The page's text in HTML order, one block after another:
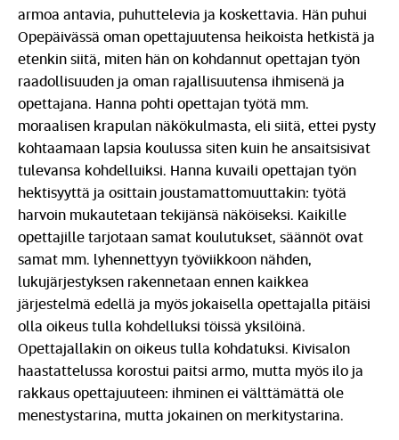
armoa antavia, puhuttelevia ja koskettavia. Hän puhui
Opepäivässä oman opettajuutensa heikoista hetkistä ja
etenkin siitä, miten hän on kohdannut opettajan työn
raadollisuuden ja oman rajallisuutensa ihmisenä ja
opettajana. Hanna pohti opettajan työtä mm.
moraalisen krapulan näkökulmasta, eli siitä, ettei pysty
kohtaamaan lapsia koulussa siten kuin he ansaitsisivat
tulevansa kohdelluiksi. Hanna kuvaili opettajan työn
hektisyyttä ja osittain joustamattomuuttakin: työtä
harvoin mukautetaan tekijänsä näköiseksi. Kaikille
opettajille tarjotaan samat koulutukset, säännöt ovat
samat mm. lyhennettyyn työviikkoon nähden,
lukujärjestyksen rakennetaan ennen kaikkea
järjestelmä edellä ja myös jokaisella opettajalla pitäisi
olla oikeus tulla kohdelluksi töissä yksilöinä.
Opettajallakin on oikeus tulla kohdatuksi. Kivisalon
haastattelussa korostui paitsi armo, mutta myös ilo ja
rakkaus opettajuuteen: ihminen ei välttämättä ole
menestystarina, mutta jokainen on merkitystarina.